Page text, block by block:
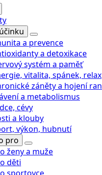
a prevence
a detoxikace
systém a paměť
vitalita, spánek, relax
záněty a hojení ran
a metabolismus
cévy
a klouby
výkon, hubnutí
pro
ženy a muže
děti